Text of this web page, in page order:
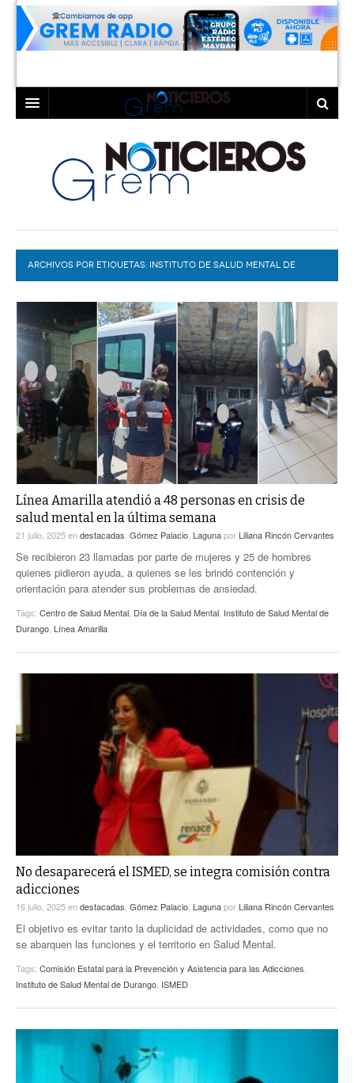
LAGUNA
TORREÓN
GÓMEZ PALACIO
LERDO
COAHUILA
DURANGO
DEPORTES
EXA
EL EXACTO
EXA INFORMA
GLOBO
CONTEXTOS
TRAYECTO LAGUNA
A MEDIA MAÑANA
A TODA LEY
DIÁLOGOS CON LA HISTORIA
TWEETS AND BEATS
LA MEJOR 97.1 ESTÉREO GALLITO
ACTUALIDADES GREM
PULSO
LA MEJOR INFORMACIÓN
COLABORADORES
PC29
ACTUALIDADES GREM
ARCHIVOS POR ETIQUETAS: INSTITUTO DE SALUD MENTAL DE
Línea Amarilla atendió a 48 personas en crisis de
salud mental en la última semana
21 julio, 2025endestacadas Gómez Palacio Lagunapor Liliana Rincón Cervantes
Se recibieron 23 llamadas por parte de mujeres y 25 de hombres
quienes pidieron ayuda, a quienes se les brindó contención y
orientación para atender sus problemas de ansiedad.
Tags: Centro de Salud Mental Día de la Salud Mental Instituto de Salud Mental de
Durango Línea Amarilla
No desaparecerá el ISMED, se integra comisión contra
adicciones
16 julio, 2025endestacadas Gómez Palacio Lagunapor Liliana Rincón Cervantes
El objetivo es evitar tanto la duplicidad de actividades, como que no
se abarquen las funciones y el territorio en Salud Mental.
Tags: Comisión Estatal para la Prevención y Asistencia para las Adicciones
Instituto de Salud Mental de Durango ISMED